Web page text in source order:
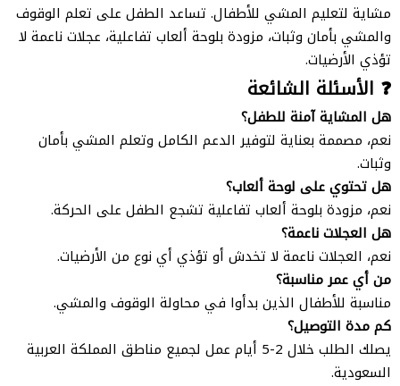
مشاية لتعليم المشي للأطفال. تساعد الطفل على تعلم الوقوف
والمشي بأمان وثبات، مزودة بلوحة ألعاب تفاعلية، عجلات ناعمة لا
تؤذي الأرضيات.
❓ الأسئلة الشائعة
هل المشاية آمنة للطفل؟
نعم، مصممة بعناية لتوفير الدعم الكامل وتعلم المشي بأمان
وثبات.
هل تحتوي على لوحة ألعاب؟
نعم، مزودة بلوحة ألعاب تفاعلية تشجع الطفل على الحركة.
هل العجلات ناعمة؟
نعم، العجلات ناعمة لا تخدش أو تؤذي أي نوع من الأرضيات.
من أي عمر مناسبة؟
مناسبة للأطفال الذين بدأوا في محاولة الوقوف والمشي.
كم مدة التوصيل؟
يصلك الطلب خلال 2-5 أيام عمل لجميع مناطق المملكة العربية
السعودية.